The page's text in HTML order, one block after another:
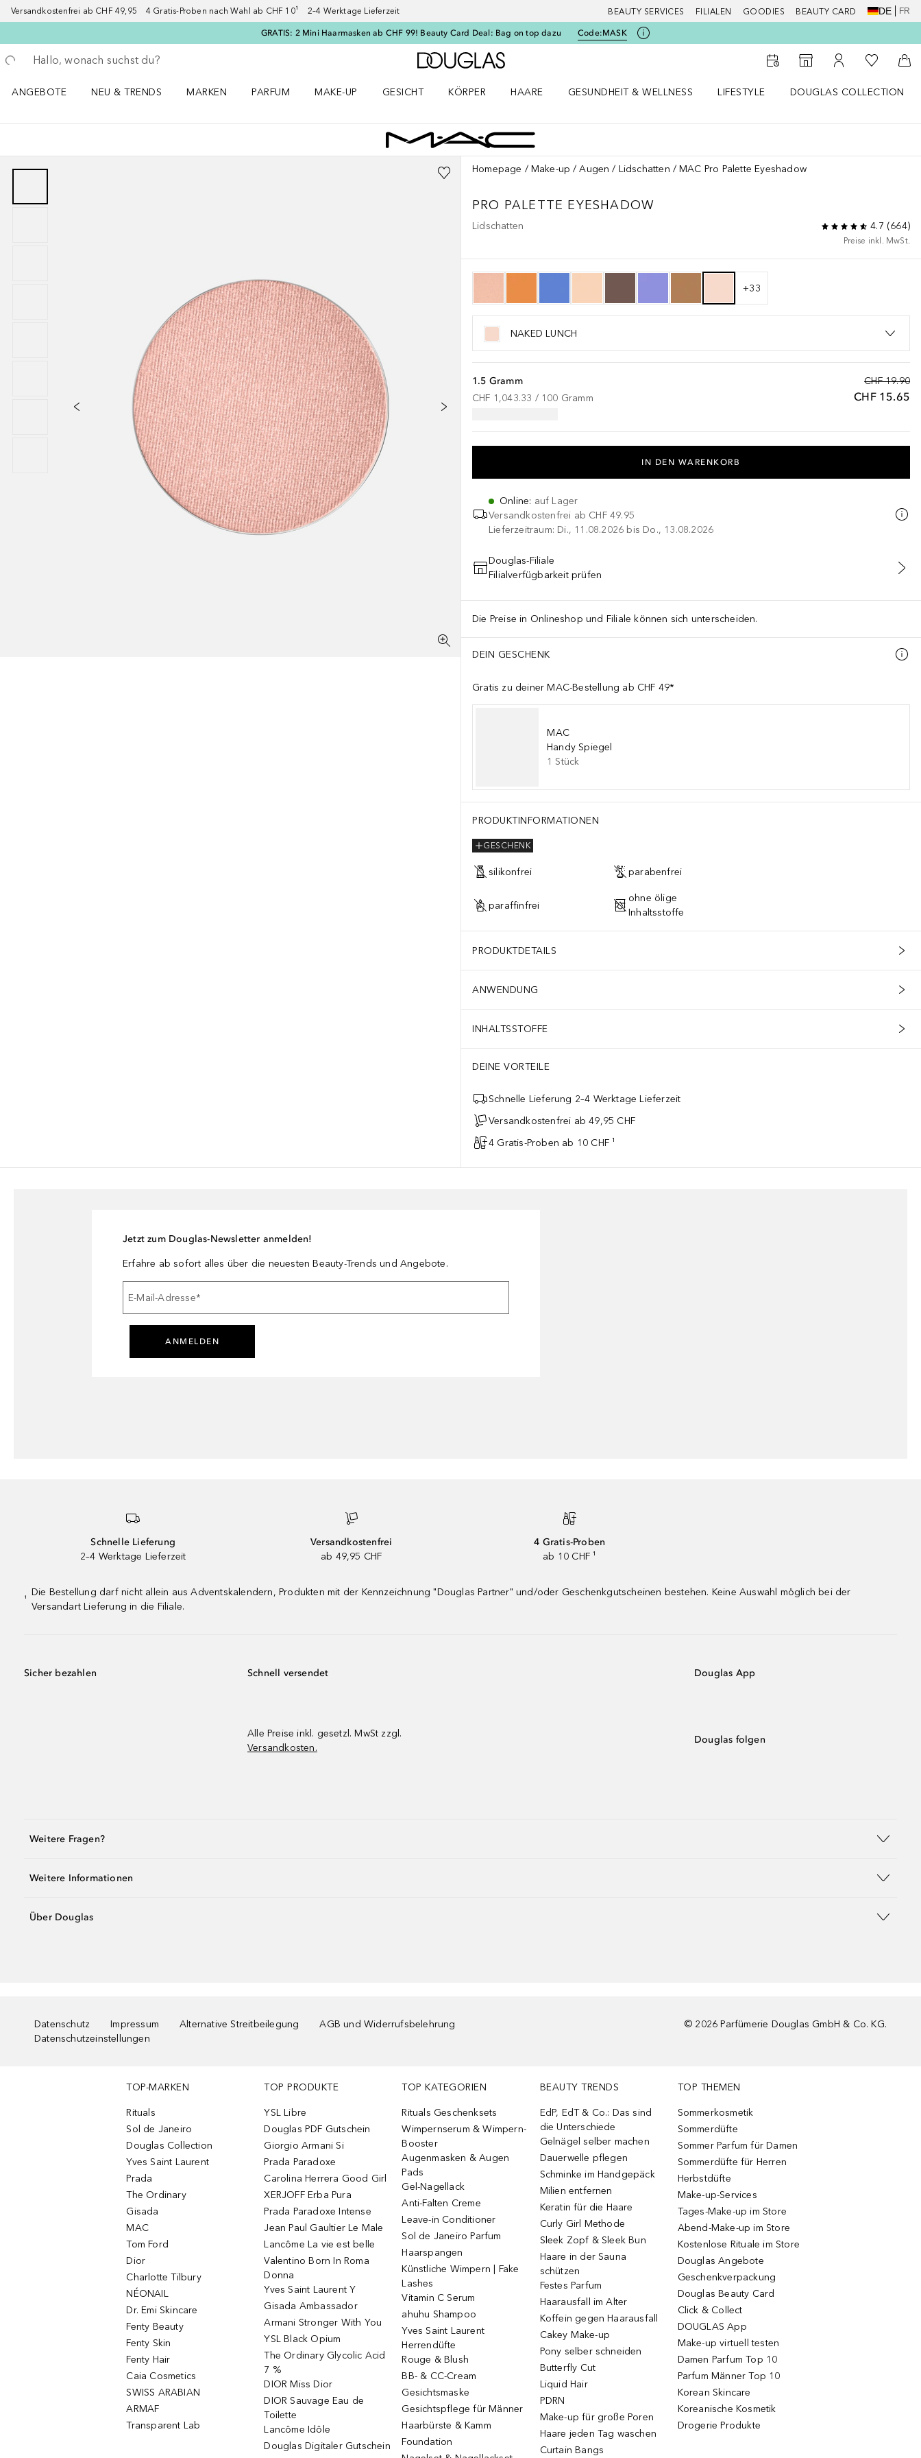
Versandkostenfrei ab CHF 49,95 4 Gratis-Proben nach Wahl ab CHF 10¹ 2–4 Werktage Lieferzeit BEAUTY SERVICES FILIALEN GOODIES BEAUTY CARD DE FR
GRATIS: 2 Mini Haarmasken ab CHF 99! Beauty Card Deal: Bag on top dazu Code:MASK
Gehe zurück
Suche ausführen
Zur Douglas Startseite
Zum Storefinder
Zu Meinem
Zu Meiner
ANGEBOTE
NEU & TRENDS
MARKEN
PARFUM
MAKE-UP
GESICHT
KÖRPER
HAARE
GESUNDHEIT & WELLNESS
LIFESTYLE
DOUGLAS COLLECTION
Homepage Make-up Augen Lidschatten MAC Pro Palette Eyeshadow
PRO PALETTE EYESHADOW
Lidschatten 4.7 (664)
Preise inkl. MwSt.
+33
NAKED LUNCH
CHF 19.90
CHF 15.65
1.5 Gramm
CHF 1,043.33 / 100 Gramm
IN DEN WARENKORB
Online: auf Lager
Versandkostenfrei ab CHF 49.95
Lieferzeitraum: Di., 11.08.2026 bis Do., 13.08.2026
Douglas-Filiale
Filialverfügbarkeit prüfen
Die Preise in Onlineshop und Filiale können sich unterscheiden.
DEIN GESCHENK
Gratis zu deiner MAC-Bestellung ab CHF 49*
MAC
Handy Spiegel
1 Stück
PRODUKTINFORMATIONEN
GESCHENK
silikonfrei parabenfrei
paraffinfrei
ohne ölige
Inhaltsstoffe
PRODUKTDETAILS
ANWENDUNG
INHALTSSTOFFE
DEINE VORTEILE
Schnelle Lieferung 2–4 Werktage Lieferzeit
Versandkostenfrei ab 49,95 CHF
4 Gratis-Proben ab 10 CHF ¹
Jetzt zum Douglas-Newsletter anmelden!
Erfahre ab sofort alles über die neuesten Beauty-Trends und Angebote.
E-Mail-Adresse*
ANMELDEN
Schnelle Lieferung
2–4 Werktage Lieferzeit
Versandkostenfrei
ab 49,95 CHF
4 Gratis-Proben
ab 10 CHF ¹
¹
Die Bestellung darf nicht allein aus Adventskalendern, Produkten mit der Kennzeichnung "Douglas Partner" und/oder Geschenkgutscheinen bestehen. Keine Auswahl möglich bei der
Versandart Lieferung in die Filiale.
Sicher bezahlen Schnell versendet
Alle Preise inkl. gesetzl. MwSt zzgl.
Versandkosten.
Douglas App
Douglas folgen
Weitere Fragen?
Weitere Informationen
Über Douglas
Datenschutz Impressum Alternative Streitbeilegung
AGB und Widerrufsbelehrung
Datenschutzeinstellungen
© 2026 Parfümerie Douglas GmbH & Co. KG.
TOP-MARKEN
Rituals
Sol de Janeiro
Douglas Collection
Yves Saint Laurent
Prada
The Ordinary
Gisada
MAC
Tom Ford
Dior
Charlotte Tilbury
NÉONAIL
Dr. Emi Skincare
Fenty Beauty
Fenty Skin
Fenty Hair
Caia Cosmetics
SWISS ARABIAN
ARMAF
Transparent Lab
TOP PRODUKTE
YSL Libre
Douglas PDF Gutschein
Giorgio Armani Si
Prada Paradoxe
Carolina Herrera Good Girl
XERJOFF Erba Pura
Prada Paradoxe Intense
Jean Paul Gaultier Le Male
Lancôme La vie est belle
Valentino Born In Roma
Donna
Yves Saint Laurent Y
Gisada Ambassador
Armani Stronger With You
YSL Black Opium
The Ordinary Glycolic Acid
7 %
DIOR Miss Dior
DIOR Sauvage Eau de
Toilette
Lancôme Idôle
Douglas Digitaler Gutschein
TOP KATEGORIEN
Rituals Geschenksets
Wimpernserum & Wimpern-
Booster
Augenmasken & Augen
Pads
Gel-Nagellack
Anti-Falten Creme
Leave-in Conditioner
Sol de Janeiro Parfum
Haarspangen
Künstliche Wimpern | Fake
Lashes
Vitamin C Serum
ahuhu Shampoo
Yves Saint Laurent
Herrendüfte
Rouge & Blush
BB- & CC-Cream
Gesichtsmaske
Gesichtspflege für Männer
Haarbürste & Kamm
Foundation
BEAUTY TRENDS
EdP, EdT & Co.: Das sind
die Unterschiede
Gelnägel selber machen
Dauerwelle pflegen
Schminke im Handgepäck
Milien entfernen
Keratin für die Haare
Curly Girl Methode
Sleek Zopf & Sleek Bun
Haare in der Sauna
schützen
Festes Parfum
Haarausfall im Alter
Koffein gegen Haarausfall
Cakey Make-up
Pony selber schneiden
Butterfly Cut
Liquid Hair
PDRN
Make-up für große Poren
Haare jeden Tag waschen
Curtain Bangs
TOP THEMEN
Sommerkosmetik
Sommerdüfte
Sommer Parfum für Damen
Sommerdüfte für Herren
Herbstdüfte
Make-up-Services
Tages-Make-up im Store
Abend-Make-up im Store
Kostenlose Rituale im Store
Douglas Angebote
Geschenkverpackung
Douglas Beauty Card
Click & Collect
DOUGLAS App
Make-up virtuell testen
Damen Parfum Top 10
Parfum Männer Top 10
Korean Skincare
Koreanische Kosmetik
Drogerie Produkte